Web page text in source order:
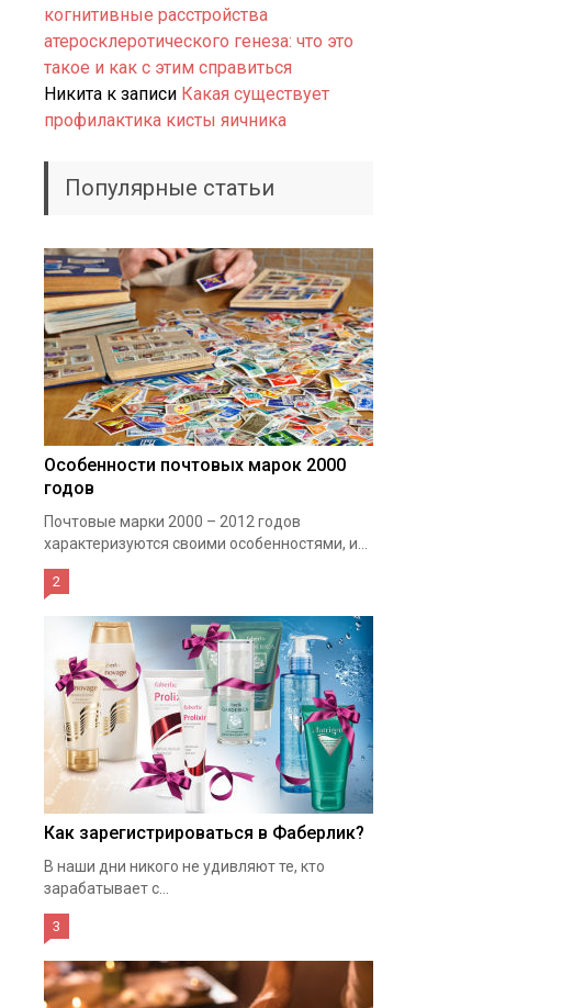
когнитивные расстройства
атеросклеротического генеза: что это
такое и как с этим справиться
Никита к записи Какая существует
профилактика кисты яичника
Популярные статьи
Особенности почтовых марок 2000
годов
Почтовые марки 2000 – 2012 годов
характеризуются своими особенностями, и...
2
Как зарегистрироваться в Фаберлик?
В наши дни никого не удивляют те, кто
зарабатывает с...
3